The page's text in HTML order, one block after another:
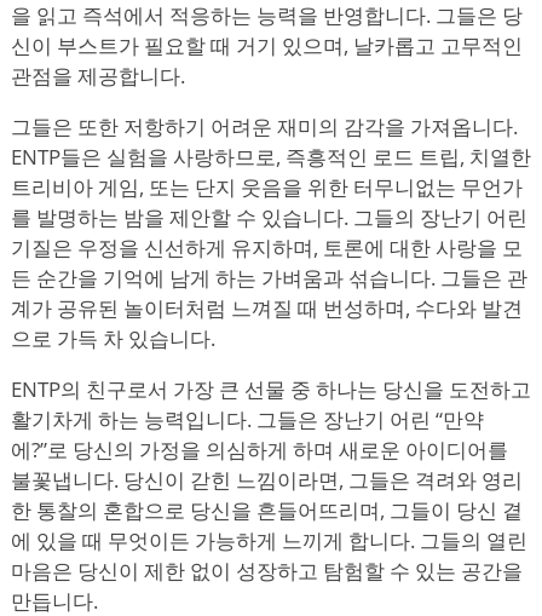
을 읽고 즉석에서 적응하는 능력을 반영합니다. 그들은 당
신이 부스트가 필요할 때 거기 있으며, 날카롭고 고무적인
관점을 제공합니다.
그들은 또한 저항하기 어려운 재미의 감각을 가져옵니다.
ENTP들은 실험을 사랑하므로, 즉흥적인 로드 트립, 치열한
트리비아 게임, 또는 단지 웃음을 위한 터무니없는 무언가
를 발명하는 밤을 제안할 수 있습니다. 그들의 장난기 어린
기질은 우정을 신선하게 유지하며, 토론에 대한 사랑을 모
든 순간을 기억에 남게 하는 가벼움과 섞습니다. 그들은 관
계가 공유된 놀이터처럼 느껴질 때 번성하며, 수다와 발견
으로 가득 차 있습니다.
ENTP의 친구로서 가장 큰 선물 중 하나는 당신을 도전하고
활기차게 하는 능력입니다. 그들은 장난기 어린 “만약
에?”로 당신의 가정을 의심하게 하며 새로운 아이디어를
불꽃냅니다. 당신이 갇힌 느낌이라면, 그들은 격려와 영리
한 통찰의 혼합으로 당신을 흔들어뜨리며, 그들이 당신 곁
에 있을 때 무엇이든 가능하게 느끼게 합니다. 그들의 열린
마음은 당신이 제한 없이 성장하고 탐험할 수 있는 공간을
만듭니다.